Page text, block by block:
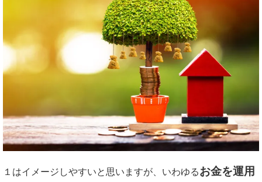
１はイメージしやすいと思いますが、いわゆるお金を運用